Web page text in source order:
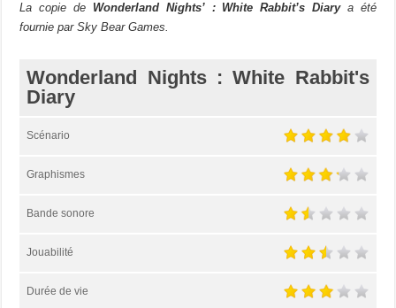
La copie de Wonderland Nights’ : White Rabbit’s Diarya été
fournie par Sky Bear Games.
Wonderland Nights : White Rabbit's
Diary
Scénario
Graphismes
Bande sonore
Jouabilité
Durée de vie